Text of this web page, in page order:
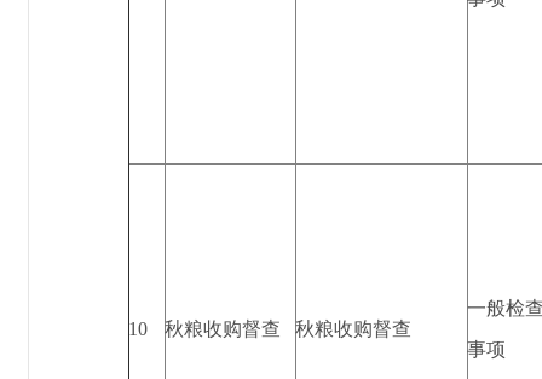
10 秋粮收购督查 秋粮收购督查
一般检
事项